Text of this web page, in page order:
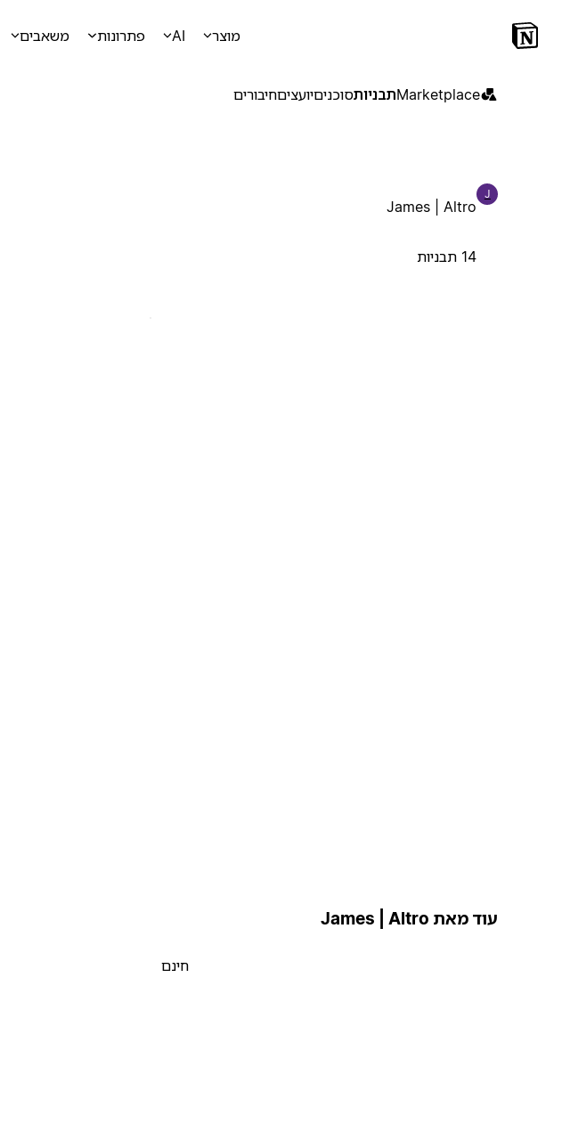
מוצר AI פתרונות משאבים
Marketplaceתבניותסוכניםיועציםחיבורים
J
James | Altro
14 תבניות
עוד מאת James | Altro
חינם